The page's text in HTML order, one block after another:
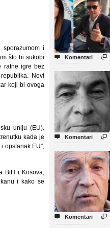
i
što bi sukobi
ratne igre bez
Novi
koji bi ovoga
uniju (EU).
kada je
opstanak EU”,
BiH i Kosova,
i kako se
 Komentari 
 Komentari 
 Komentari 